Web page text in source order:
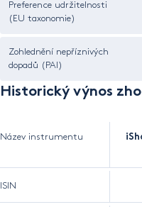
Preference udržitelnosti
(EU taxonomie)
Zohlednění nepříznivých
dopadů (PAI)
Historický výnos
Název instrumentu
ISIN